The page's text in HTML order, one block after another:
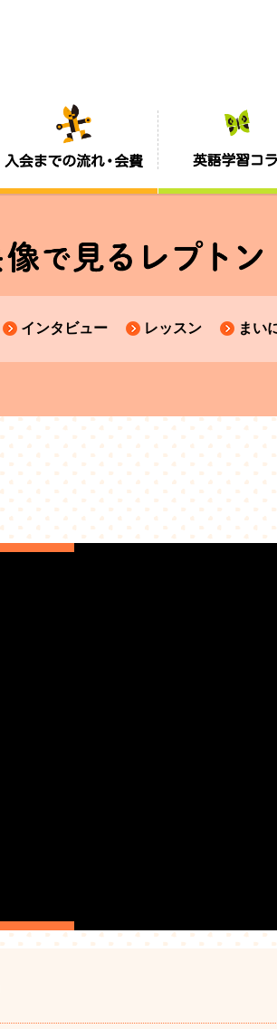
インタビュー レッスン まい